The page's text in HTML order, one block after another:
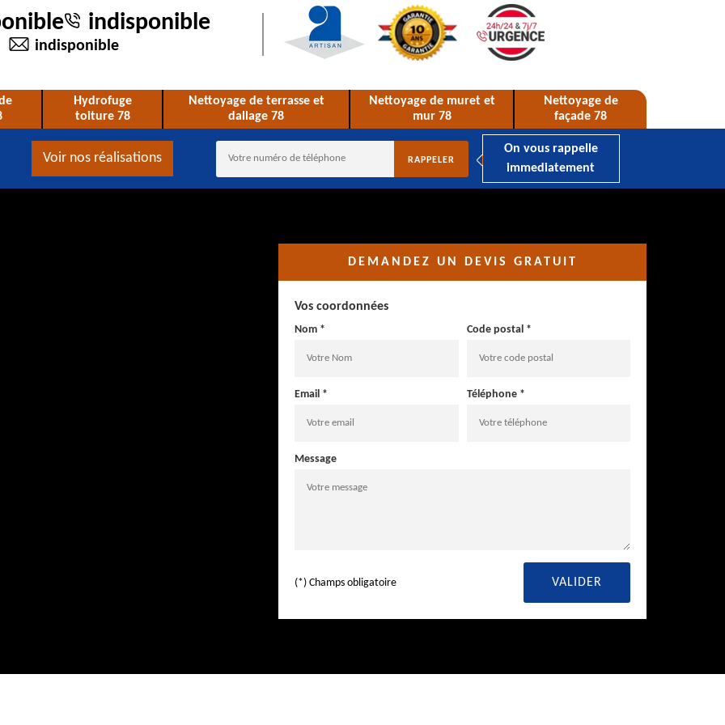
indisponible
indisponible
Hydrofuge
toiture 78
Nettoyage de terrasse et
dallage 78
Nettoyage de muret et
mur 78
Nettoyage de
façade 78
Voir nos réalisations
On vous rappelle
immediatement
DEMANDEZ UN DEVIS GRATUIT
Vos coordonnées
Nom * Code postal *
Email * Téléphone *
Message
(*) Champs obligatoire